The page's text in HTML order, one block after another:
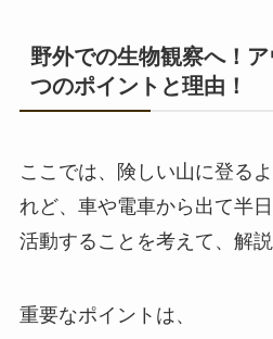
野外での生物観察へ！
つのポイントと理由！
ここでは、険しい山に登る
れど、車や電車から出て半
活動することを考えて、解説
重要なポイントは、